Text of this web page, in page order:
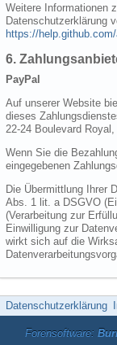
Weitere Informationen
Datenschutzerklärung
https://
6.
PayPal
Auf unserer Website
dieses
22-24 Boulevard Royal,
Wenn Sie die
eingegebenen
Die Übermittlung Ihrer
Abs. 1 lit. a DSGVO
(Verarbeitung zur
Einwilligung zur
wirkt sich auf die
Datenschutzerklärung
Forensoftware: